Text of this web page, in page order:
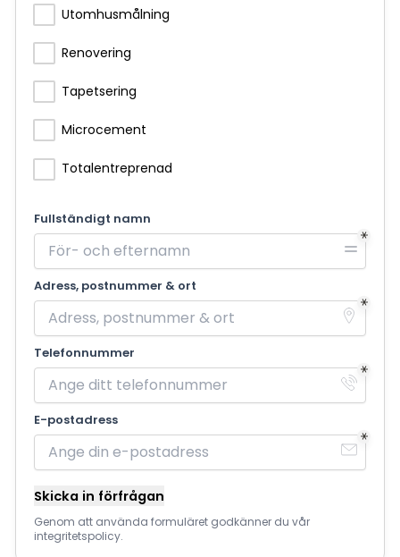
Utomhusmålning
Renovering
Tapetsering
Microcement
Totalentreprenad
Fullständigt namn
Adress, postnummer & ort
Telefonnummer
E-postadress
Skicka in förfrågan
Genom att använda formuläret godkänner du vår
integritetspolicy.